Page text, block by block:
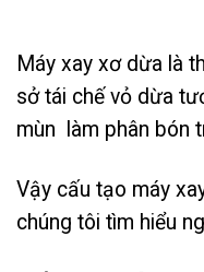
Máy xay xơ dừa là
sở tái chế vỏ dừa
mùn làm phân bón
Vậy cấu tạo máy
chúng tôi tìm hiểu